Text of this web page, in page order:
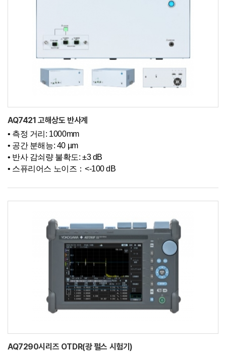
AQ7421 고해상도 반사계
• 측정 거리: 1000mm
• 공간 분해능: 40 µm
• 반사 감쇠량 불확도: ±3 dB
• 스퓨리어스 노이즈：<-100 dB
AQ7290시리즈 OTDR(광 펄스 시험기)